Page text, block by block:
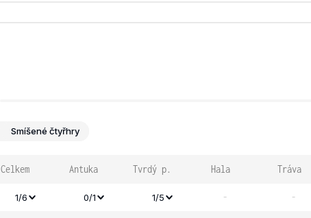
Smíšené čtyřhry
Celkem Antuka Tvrdý p. Hala Tráva
1/6 0/1 1/5 - -